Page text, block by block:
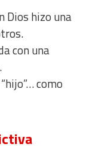
Dios hizo una
con una
como